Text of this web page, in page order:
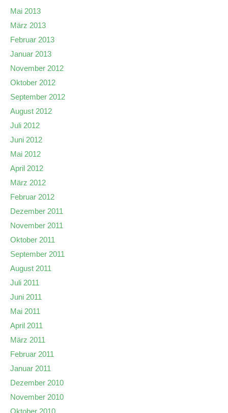
Mai 2013
März 2013
Februar 2013
Januar 2013
November 2012
Oktober 2012
September 2012
August 2012
Juli 2012
Juni 2012
Mai 2012
April 2012
März 2012
Februar 2012
Dezember 2011
November 2011
Oktober 2011
September 2011
August 2011
Juli 2011
Juni 2011
Mai 2011
April 2011
März 2011
Februar 2011
Januar 2011
Dezember 2010
November 2010
Oktober 2010